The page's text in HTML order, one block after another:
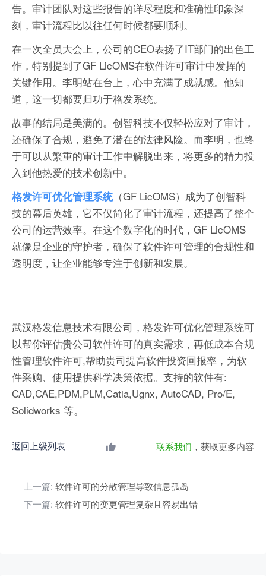
告。审计团队对这些报告的详尽程度和准确性印象深
刻，审计流程比以往任何时候都要顺利。
在一次全员大会上，公司的CEO表扬了IT部门的出色工
作，特别提到了GF LicOMS在软件许可审计中发挥的
关键作用。李明站在台上，心中充满了成就感。他知
道，这一切都要归功于格发系统。
故事的结局是美满的。创智科技不仅轻松应对了审计，
还确保了合规，避免了潜在的法律风险。而李明，也终
于可以从繁重的审计工作中解脱出来，将更多的精力投
入到他热爱的技术创新中。
格发许可优化管理系统（GF LicOMS）成为了创智科
技的幕后英雄，它不仅简化了审计流程，还提高了整个
公司的运营效率。在这个数字化的时代，GF LicOMS
就像是企业的守护者，确保了软件许可管理的合规性和
透明度，让企业能够专注于创新和发展。
武汉格发信息技术有限公司，格发许可优化管理系统可
以帮你评估贵公司软件许可的真实需求，再低成本合规
性管理软件许可,帮助贵司提高软件投资回报率，为软
件采购、使用提供科学决策依据。支持的软件有:
CAD,CAE,PDM,PLM,Catia,Ugnx, AutoCAD, Pro/E,
Solidworks 等。
返回上级列表 联系我们 ，获取更多内容
上一篇: 软件许可的分散管理导致信息孤岛
下一篇: 软件许可的变更管理复杂且容易出错